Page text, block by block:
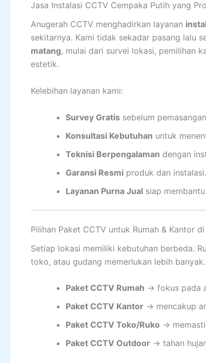
Jasa Instalasi CCTV Cempaka Putih yang
Anugerah CCTV menghadirkan layanan
sekitarnya. Kami tidak sekadar pasang lalu
matang, mulai dari survei lokasi, pemilihan
estetik.
Kelebihan layanan kami:
Survey Gratis sebelum
Konsultasi Kebutuhan untuk
Teknisi Berpengalaman dengan
Garansi Resmi produk dan instalasi.
Layanan Purna Jual siap
Pilihan Paket CCTV untuk Rumah & Kantor
Setiap lokasi memiliki kebutuhan berbeda.
toko, atau gudang memerlukan lebih
Paket CCTV Rumah → fokus pada
Paket CCTV Kantor → mencakup
Paket CCTV Toko/Ruko →
Paket CCTV Outdoor → tahan